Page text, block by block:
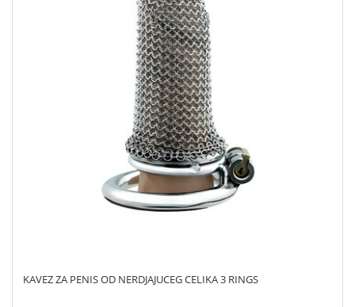
KAVEZ ZA PENIS OD NERDJAJUCEG CELIKA 3 RINGS